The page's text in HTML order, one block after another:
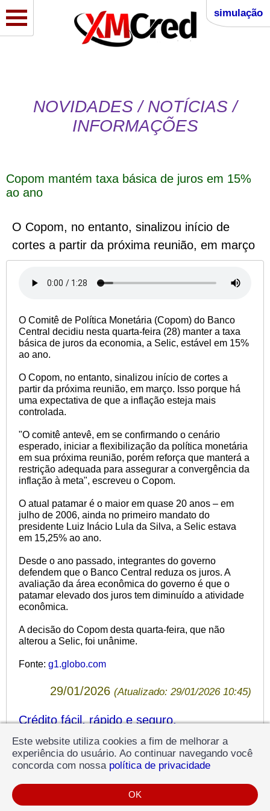
NOVIDADES / NOTÍCIAS /
INFORMAÇÕES
Copom mantém taxa básica de juros em 15%
ao ano
O Copom, no entanto, sinalizou início de
cortes a partir da próxima reunião, em março
O Comitê de Política Monetária (Copom) do Banco
Central decidiu nesta quarta-feira (28) manter a taxa
básica de juros da economia, a Selic, estável em 15%
ao ano.
O Copom, no entanto, sinalizou início de cortes a
partir da próxima reunião, em março. Isso porque há
uma expectativa de que a inflação esteja mais
controlada.
"O comitê antevê, em se confirmando o cenário
esperado, iniciar a flexibilização da política monetária
em sua próxima reunião, porém reforça que manterá a
restrição adequada para assegurar a convergência da
inflação à meta", escreveu o Copom.
O atual patamar é o maior em quase 20 anos – em
julho de 2006, ainda no primeiro mandato do
presidente Luiz Inácio Lula da Silva, a Selic estava
em 15,25% ao ano.
Desde o ano passado, integrantes do governo
defendem que o Banco Central reduza os juros. A
avaliação da área econômica do governo é que o
patamar elevado dos juros tem diminuído a atividade
econômica.
A decisão do Copom desta quarta-feira, que não
alterou a Selic, foi unânime.
Fonte: g1.globo.com
29/01/2026 (Atualizado: 29/01/2026 10:45)
Crédito fácil, rápido e seguro.
Solicite uma simulação aos nossos
especialistas.
simulação
Este website utiliza cookies a fim de melhorar a
experiência do usuário. Ao continuar navegando você
concorda com nossa política de privacidade
OK